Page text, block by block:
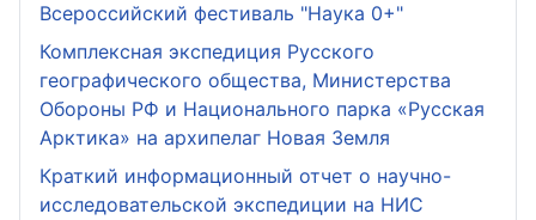
Всероссийский фестиваль "Наука 0+"
Комплексная экспедиция Русского
географического общества, Министерства
Обороны РФ и Национального парка «Русская
Арктика» на архипелаг Новая Земля
Краткий информационный отчет о научно-
исследовательской экспедиции на НИС